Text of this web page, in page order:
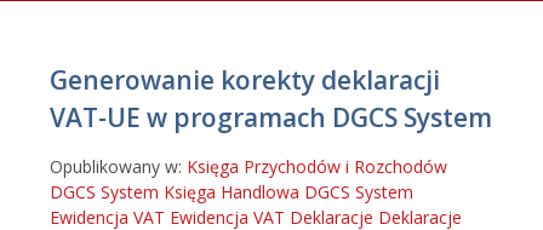
Generowanie korekty deklaracji
VAT-UE w programach DGCS System
Opublikowany w: Księga Przychodów i Rozchodów
DGCS System Księga Handlowa DGCS System
Ewidencja VAT Ewidencja VAT Deklaracje Deklaracje